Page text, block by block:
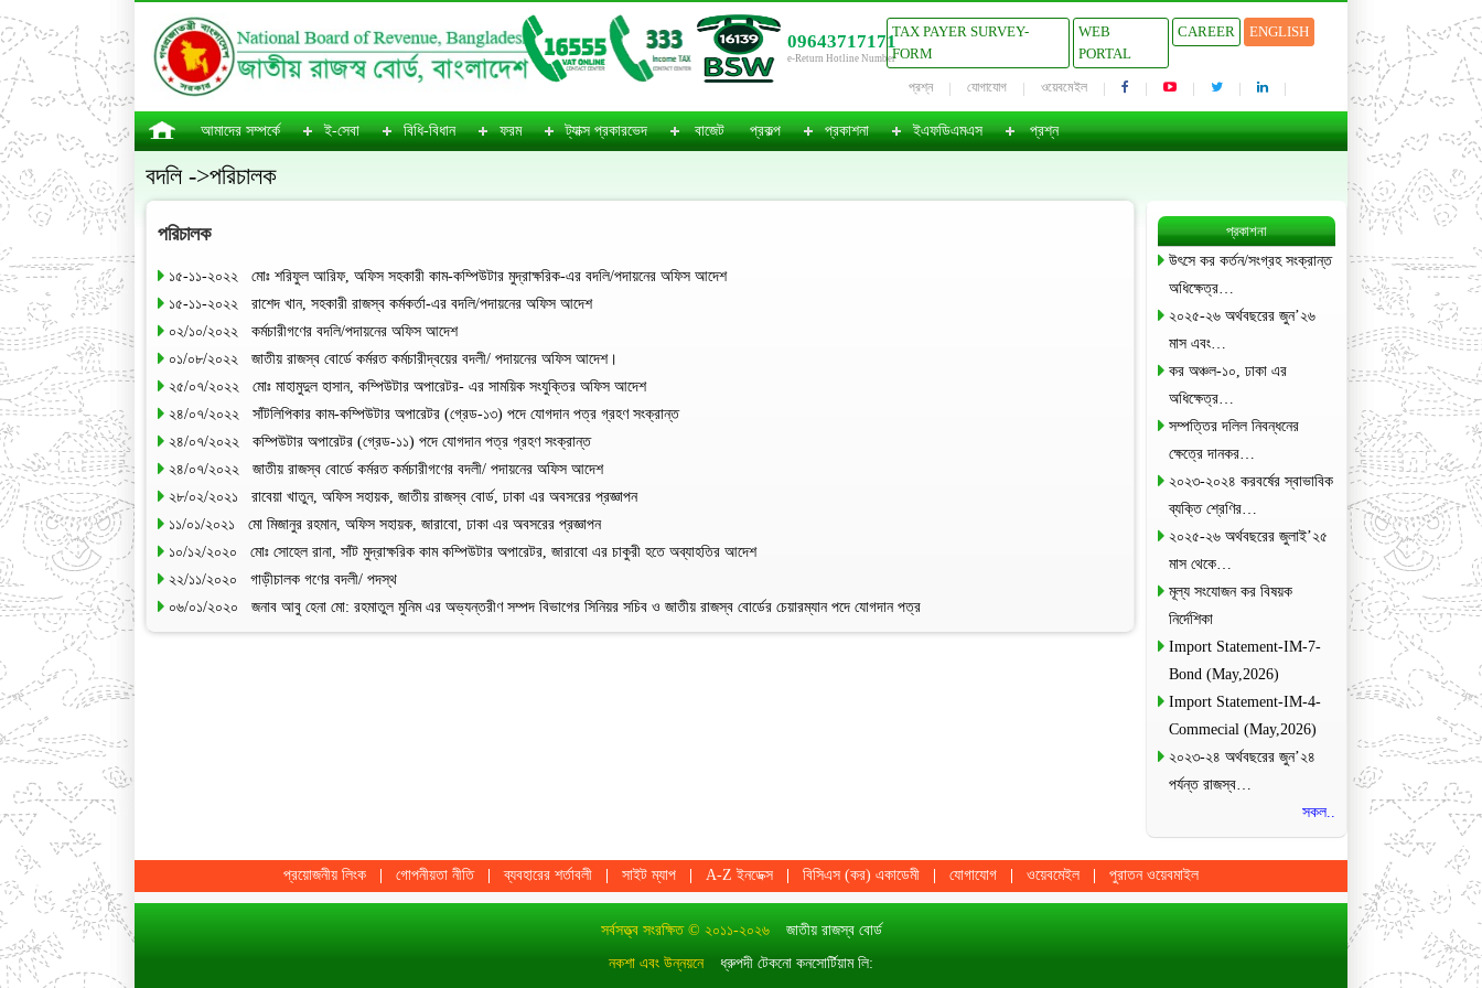
09643717171
e-Return Hotline Number
TAX PAYER SURVEY-
FORM
WEB
PORTAL
CAREER ENGLISH
প্রশ্ন যোগাযোগ ওয়েবমেইল
আমাদের সম্পর্কে ই-সেবা বিধি-বিধান ফরম ট্যাক্স প্রকারভেদ বাজেট প্রকল্প প্রকাশনা ইএফডিএমএস প্রশ্ন
বদলি ->পরিচালক
পরিচালক
১৫-১১-২০২২ মোঃ শরিফুল আরিফ, অফিস সহকারী কাম-কম্পিউটার মুদ্রাক্ষরিক-এর বদলি/পদায়নের অফিস আদেশ
১৫-১১-২০২২ রাশেদ খান, সহকারী রাজস্ব কর্মকর্তা-এর বদলি/পদায়নের অফিস আদেশ
০২/১০/২০২২ কর্মচারীগণের বদলি/পদায়নের অফিস আদেশ
০১/০৮/২০২২ জাতীয় রাজস্ব বোর্ডে কর্মরত কর্মচারীদ্বয়ের বদলী/ পদায়নের অফিস আদেশ।
২৫/০৭/২০২২ মোঃ মাহামুদুল হাসান, কম্পিউটার অপারেটর- এর সাময়িক সংযুক্তির অফিস আদেশ
২৪/০৭/২০২২ সাঁটলিপিকার কাম-কম্পিউটার অপারেটর (গ্রেড-১৩) পদে যোগদান পত্র গ্রহণ সংক্রান্ত
২৪/০৭/২০২২ কম্পিউটার অপারেটর (গ্রেড-১১) পদে যোগদান পত্র গ্রহণ সংক্রান্ত
২৪/০৭/২০২২ জাতীয় রাজস্ব বোর্ডে কর্মরত কর্মচারীগণের বদলী/ পদায়নের অফিস আদেশ
২৮/০২/২০২১ রাবেয়া খাতুন, অফিস সহায়ক, জাতীয় রাজস্ব বোর্ড, ঢাকা এর অবসরের প্রজ্ঞাপন
১১/০১/২০২১ মো মিজানুর রহমান, অফিস সহায়ক, জারাবো, ঢাকা এর অবসরের প্রজ্ঞাপন
১০/১২/২০২০ মোঃ সোহেল রানা, সাঁট মুদ্রাক্ষরিক কাম কম্পিউটার অপারেটর, জারাবো এর চাকুরী হতে অব্যাহতির আদেশ
২২/১১/২০২০ গাড়ীচালক গণের বদলী/ পদস্থ
০৬/০১/২০২০ জনাব আবু হেনা মো: রহমাতুল মুনিম এর অভ্যন্তরীণ সম্পদ বিভাগের সিনিয়র সচিব ও জাতীয় রাজস্ব বোর্ডের চেয়ারম্যান পদে যোগদান পত্র
প্রকাশনা
উৎসে কর কর্তন/সংগ্রহ সংক্রান্ত
অধিক্ষেত্র…
২০২৫-২৬ অর্থবছরের জুন’২৬
মাস এবং…
কর অঞ্চল-১০, ঢাকা এর
অধিক্ষেত্র…
সম্পত্তির দলিল নিবন্ধনের
ক্ষেত্রে দানকর…
২০২৩-২০২৪ করবর্ষের স্বাভাবিক
ব্যক্তি শ্রেণির…
২০২৫-২৬ অর্থবছরের জুলাই’২৫
মাস থেকে…
মূল্য সংযোজন কর বিষয়ক
নির্দেশিকা
Import Statement-IM-7-
Bond (May,2026)
Import Statement-IM-4-
Commecial (May,2026)
২০২৩-২৪ অর্থবছরের জুন’২৪
পর্যন্ত রাজস্ব…
সকল..
প্রয়োজনীয় লিংক গোপনীয়তা নীতি ব্যবহারের শর্তাবলী সাইট ম্যাপ A-Z ইনডেক্স বিসিএস (কর) একাডেমী যোগাযোগ ওয়েবমেইল পুরাতন ওয়েবমাইল
সর্বসত্ত্ব সংরক্ষিত © ২০১১-২০২৬ জাতীয় রাজস্ব বোর্ড
নকশা এবং উন্নয়নে ধ্রুপদী টেকনো কনসোর্টিয়াম লি: